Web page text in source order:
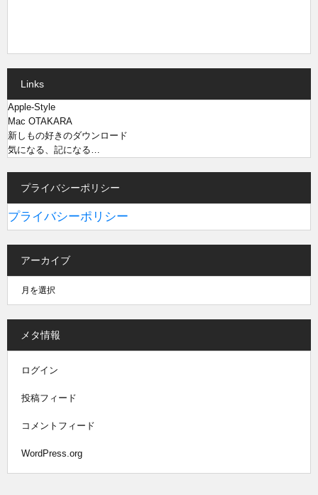
Links
Apple-Style
Mac OTAKARA
新しもの好きのダウンロード
気になる、記になる…
プライバシーポリシー
プライバシーポリシー
アーカイブ
メタ情報
ログイン
投稿フィード
コメントフィード
WordPress.org